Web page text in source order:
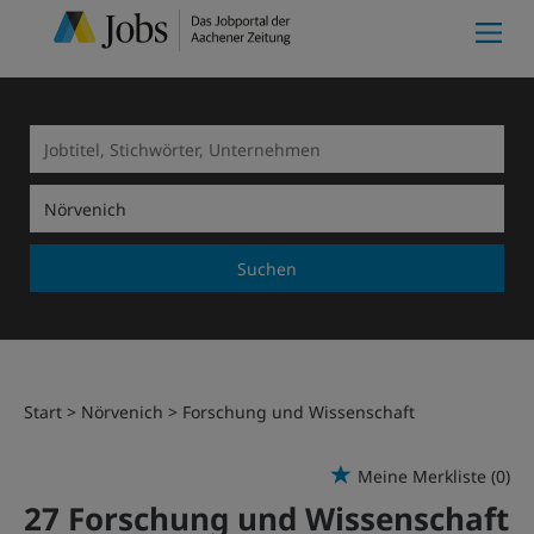
Suchen
Start Nörvenich Forschung und Wissenschaft
Meine Merkliste (0)
27 Forschung und Wissenschaft